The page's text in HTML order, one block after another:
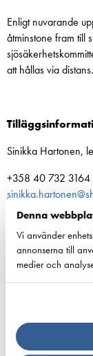
Denna
Vi använder
annonserna till
medier och
Enligt nuvarande
åtminstone fram till
att hållas via distans.
Sinikka Hartonen,
+358 40 732 3164